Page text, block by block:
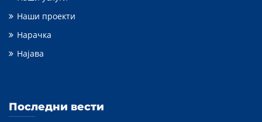
Наши проекти
Нарачка
Најава
Последни вести